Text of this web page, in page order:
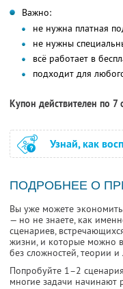
Важно:
не нужна платная
не нужны
всё работает в
подходит для
Купон действителен по 7
Узнай, как
ПОДРОБНЕЕ О
Вы уже можете
— но не знаете, как
сценариев,
жизни, и которые можно
без сложностей, теории
Попробуйте 1–2
многие задачи начинают